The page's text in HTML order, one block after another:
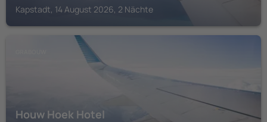
Kapstadt, 14 August 2026, 2 Nächte
Houw Hoek Hotel